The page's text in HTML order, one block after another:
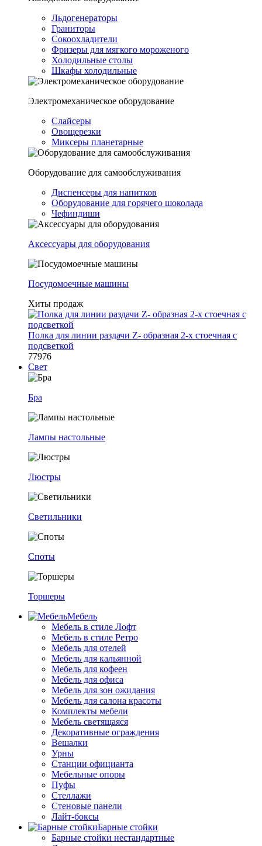
Льдогенераторы
Граниторы
Сокоохладители
Фризеры для мягкого мороженого
Холодильные столы
Шкафы холодильные
Электромеханическое оборудование
Слайсеры
Овощерезки
Миксеры планетарные
Оборудование для самообслуживания
Диспенсеры для напитков
Оборудование для горячего шоколада
Чефиндиши
Аксессуары для оборудования
Посудомоечные машины
Хиты продаж
Полка для линии раздачи Z- образная 2-х стоечная с
подсветкой
77976
Свет
Бра
Лампы настольные
Люстры
Светильники
Споты
Торшеры
Мебель
Мебель в стиле Лофт
Мебель в стиле Ретро
Мебель для отелей
Мебель для кальянной
Мебель для кофеен
Мебель для офиса
Мебель для зон ожидания
Мебель для салона красоты
Комплекты мебели
Мебель светящаяся
Декоративные ограждения
Вешалки
Урны
Станции официанта
Мебельные опоры
Пуфы
Стеллажи
Стеновые панели
Лайт-боксы
Барные стойки
Барные стойки нестандартные